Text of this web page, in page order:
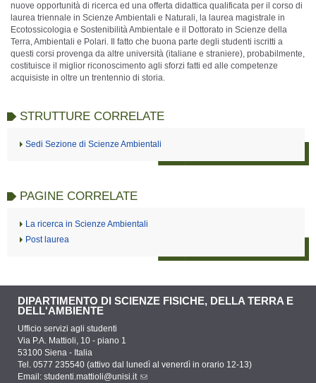
nuove opportunità di ricerca ed una offerta didattica qualificata per il corso di
laurea triennale in Scienze Ambientali e Naturali, la laurea magistrale in
Ecotossicologia e Sostenibilità Ambientale e il Dottorato in Scienze della
Terra, Ambientali e Polari. Il fatto che buona parte degli studenti iscritti a
questi corsi provenga da altre università (italiane e straniere), probabilmente,
costituisce il miglior riconoscimento agli sforzi fatti ed alle competenze
acquisiste in oltre un trentennio di storia.
STRUTTURE CORRELATE
Sedi Sezione di Scienze Ambientali
PAGINE CORRELATE
La ricerca in Scienze Ambientali
Post laurea
DIPARTIMENTO DI SCIENZE FISICHE, DELLA TERRA E
DELL'AMBIENTE
Ufficio servizi agli studenti
Via P.A. Mattioli, 10 - piano 1
53100 Siena - Italia
Tel. 0577 235540 (attivo dal lunedì al venerdì in orario 12-13)
Email: studenti.mattioli@unisi.it